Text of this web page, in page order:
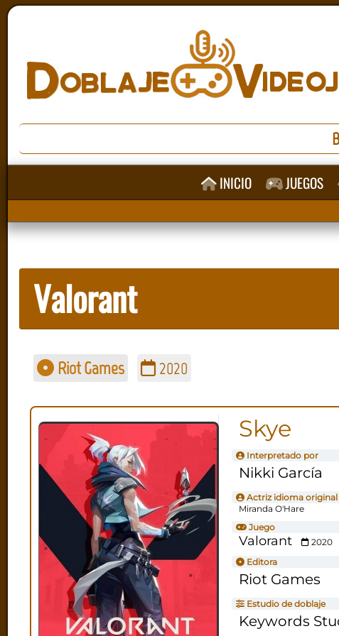
INICIO JUEGOS
Valorant
Riot Games 2020
Skye
Interpretado por
Nikki García
Actriz idioma original
Miranda O'Hare
Juego
Valorant
2020
Editora
Riot Games
Estudio de doblaje
Keywords